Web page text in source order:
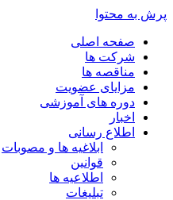
پرش به محتوا
صفحه اصلی
شرکت ها
مناقصه ها
مزایای عضویت
دوره های آموزشی
اخبار
اطلاع رسانی
ابلاغیه ها و مصوبات
قوانین
اطلاعیه ها
تبلیغات